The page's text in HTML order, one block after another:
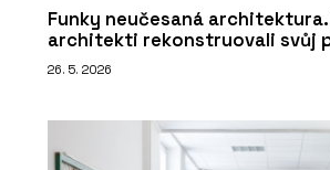
Funky neučesaná
architekti rekonstruovali svůj
26. 5. 2026